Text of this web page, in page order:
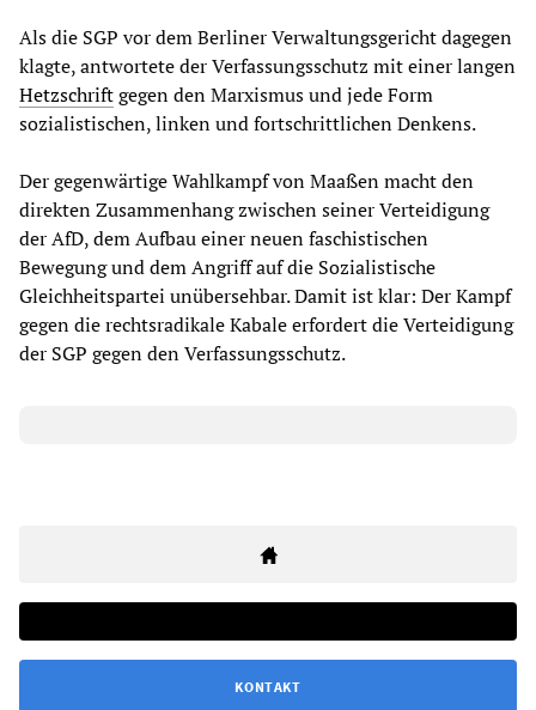
Als die SGP vor dem Berliner Verwaltungsgericht dagegen
klagte, antwortete der Verfassungsschutz mit einer langen
Hetzschriftgegen den Marxismus und jede Form
sozialistischen, linken und fortschrittlichen Denkens.
Der gegenwärtige Wahlkampf von Maaßen macht den
direkten Zusammenhang zwischen seiner Verteidigung
der AfD, dem Aufbau einer neuen faschistischen
Bewegung und dem Angriff auf die Sozialistische
Gleichheitspartei unübersehbar. Damit ist klar: Der Kampf
gegen die rechtsradikale Kabale erfordert die Verteidigung
der SGP gegen den Verfassungsschutz.
KONTAKT